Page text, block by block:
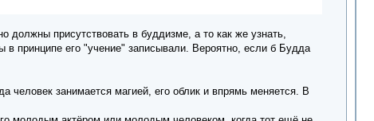
должны присутствовать в буддизме, а то как же узнать,
в принципе его "учение" записывали. Вероятно, если б Будда
занимается магией, его облик и впрямь меняется. В